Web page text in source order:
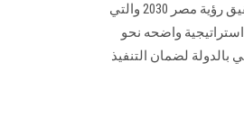
أعلن عميد كلية التجارة توصيات مؤتمر ادارة التحول الرقمي لتحقيق رؤية مصر 2030 والتي
واضحه نحو
بالدولة لضمان التنفيذ